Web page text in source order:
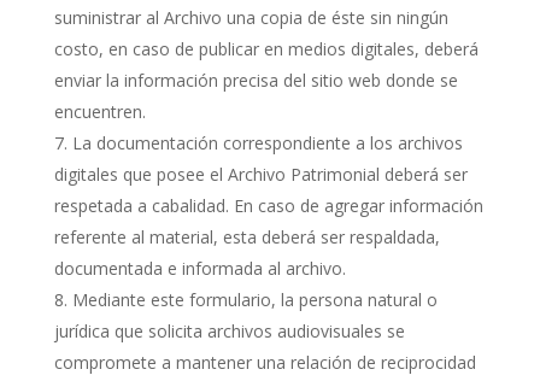
suministrar al Archivo una copia de éste sin ningún
costo, en caso de publicar en medios digitales, deberá
enviar la información precisa del sitio web donde se
encuentren.
La documentación correspondiente a los archivos
digitales que posee el Archivo Patrimonial deberá ser
respetada a cabalidad. En caso de agregar información
referente al material, esta deberá ser respaldada,
documentada e informada al archivo.
Mediante este formulario, la persona natural o
jurídica que solicita archivos audiovisuales se
compromete a mantener una relación de reciprocidad